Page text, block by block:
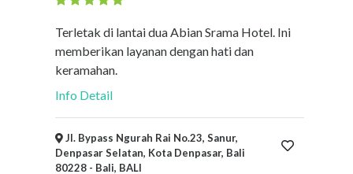
Terletak di lantai dua Abian Srama Hotel. Ini
memberikan layanan dengan hati dan
keramahan.
Info Detail
Jl. Bypass Ngurah Rai No.23, Sanur,
Denpasar Selatan, Kota Denpasar, Bali
80228 - Bali, BALI